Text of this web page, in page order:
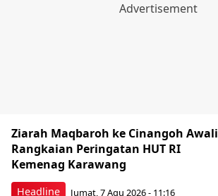
Headline
Ziarah Maqbaroh ke Cinangoh Awali
Rangkaian Peringatan HUT RI
Kemenag Karawang
Jumat, 7 Agu 2026 - 11:16